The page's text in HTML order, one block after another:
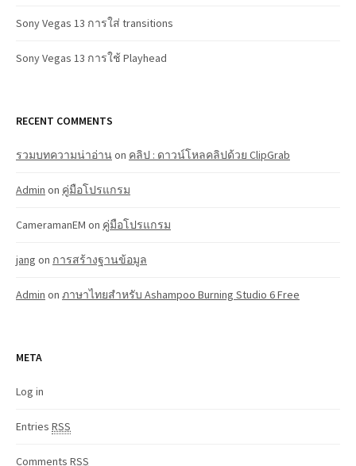
Sony Vegas 13 การใส่ transitions
Sony Vegas 13 การใช้ Playhead
RECENT COMMENTS
รวมบทความน่าอ่านon คลิป : ดาวน์โหลคลิปด้วย ClipGrab
Admin on คู่มือโปรแกรม
CameramanEM on คู่มือโปรแกรม
jang on การสร้างฐานข้อมูล
Admin on ภาษาไทยสำหรับ Ashampoo Burning Studio 6 Free
META
Log in
Entries RSS
Comments RSS